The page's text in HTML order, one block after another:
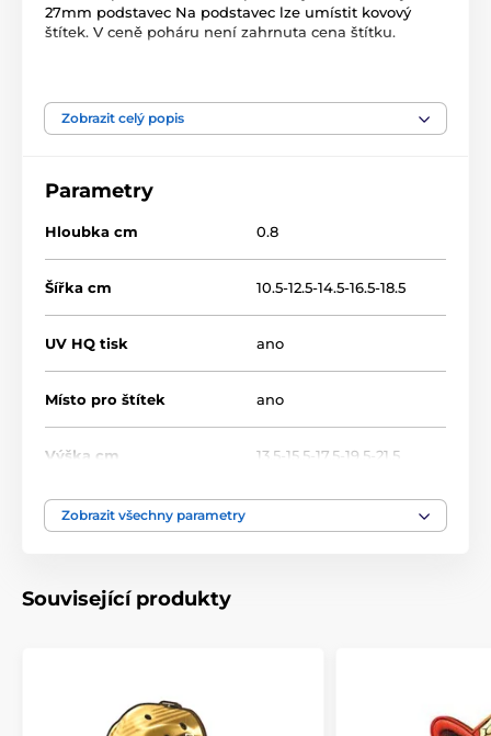
27mm podstavec Na podstavec lze umístit kovový
štítek. V ceně poháru není zahrnuta cena štítku.
Volejbal Dřevěné trofeje WF002
Zobrazit celý popis
Parametry
Hloubka cm 0.8
Šířka cm 10.5-12.5-14.5-16.5-18.5
UV HQ tisk ano
Místo pro štítek ano
Výška cm 13.5-15.5-17.5-19.5-21.5
Motiv
Zobrazit všechny parametry
Související produkty